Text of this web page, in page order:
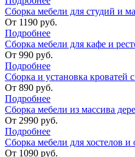
Сборка мебели для студий и
От 1190 руб.
Подробнее
Сборка мебели для кафе и
От 990 руб.
Подробнее
Сборка и установка
От 890 руб.
Подробнее
Сборка мебели из массива
От 2990 руб.
Подробнее
Сборка мебели для хостелов
От 1090 руб.